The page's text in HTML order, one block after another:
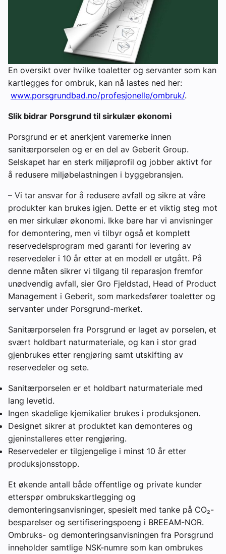
En oversikt over hvilke toaletter og servanter som kan
kartlegges for ombruk, kan nå lastes ned her:
www.porsgrundbad.no/profesjonelle/ombruk/.
Slik bidrar Porsgrund til sirkulær økonomi
Porsgrund er et anerkjent varemerke innen
sanitærporselen og er en del av Geberit Group.
Selskapet har en sterk miljøprofil og jobber aktivt for
å redusere miljøbelastningen i byggebransjen.
– Vi tar ansvar for å redusere avfall og sikre at våre
produkter kan brukes igjen. Dette er et viktig steg mot
en mer sirkulær økonomi. Ikke bare har vi anvisninger
for demontering, men vi tilbyr også et komplett
reservedelsprogram med garanti for levering av
reservedeler i 10 år etter at en modell er utgått. På
denne måten sikrer vi tilgang til reparasjon fremfor
unødvendig avfall, sier Gro Fjeldstad, Head of Product
Management i Geberit, som markedsfører toaletter og
servanter under Porsgrund-merket.
Sanitærporselen fra Porsgrund er laget av porselen, et
svært holdbart naturmateriale, og kan i stor grad
gjenbrukes etter rengjøring samt utskifting av
reservedeler og sete.
Sanitærporselen er et holdbart naturmateriale med
lang levetid.
Ingen skadelige kjemikalier brukes i produksjonen.
Designet sikrer at produktet kan demonteres og
gjeninstalleres etter rengjøring.
Reservedeler er tilgjengelige i minst 10 år etter
produksjonsstopp.
Et økende antall både offentlige og private kunder
etterspør ombrukskartlegging og
demonteringsanvisninger, spesielt med tanke på CO₂-
besparelser og sertifiseringspoeng i BREEAM-NOR.
Ombruks- og demonteringsanvisningen fra Porsgrund
inneholder samtlige NSK-numre som kan ombrukes